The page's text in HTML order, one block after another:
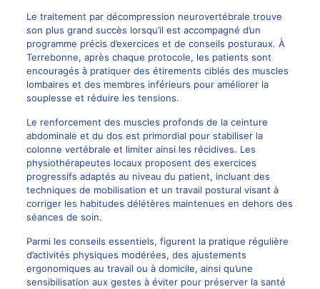
Le traitement par décompression neurovertébrale trouve
son plus grand succès lorsqu’il est accompagné d’un
programme précis d’exercices et de conseils posturaux. À
Terrebonne, après chaque protocole, les patients sont
encouragés à pratiquer des étirements ciblés des muscles
lombaires et des membres inférieurs pour améliorer la
souplesse et réduire les tensions.
Le renforcement des muscles profonds de la ceinture
abdominale et du dos est primordial pour stabiliser la
colonne vertébrale et limiter ainsi les récidives. Les
physiothérapeutes locaux proposent des exercices
progressifs adaptés au niveau du patient, incluant des
techniques de mobilisation et un travail postural visant à
corriger les habitudes délétères maintenues en dehors des
séances de soin.
Parmi les conseils essentiels, figurent la pratique régulière
d’activités physiques modérées, des ajustements
ergonomiques au travail ou à domicile, ainsi qu’une
sensibilisation aux gestes à éviter pour préserver la santé